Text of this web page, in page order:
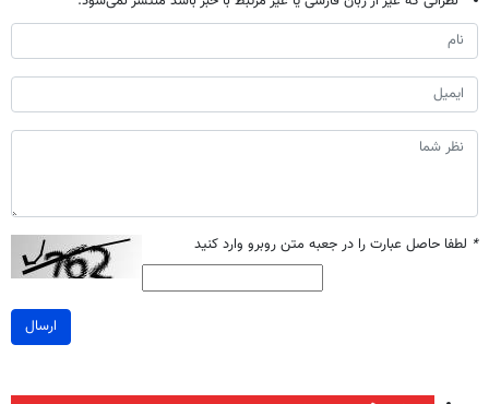
* لطفا حاصل عبارت را در جعبه متن روبرو وارد کنید
ارسال